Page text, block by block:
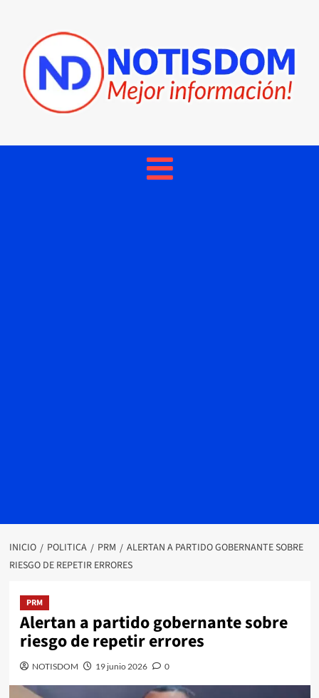
INICIO POLITICA PRM
ALERTAN A PARTIDO GOBERNANTE SOBRE
RIESGO DE REPETIR ERRORES
PRM
Alertan a partido gobernante sobre
riesgo de repetir errores
NOTISDOM 19 junio 2026 0